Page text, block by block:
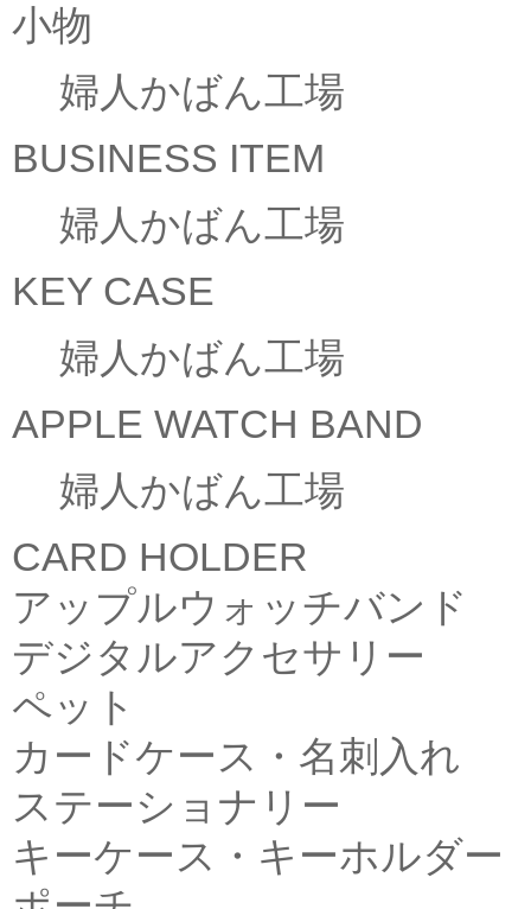
小物
婦人かばん工場
BUSINESS ITEM
婦人かばん工場
KEY CASE
婦人かばん工場
APPLE WATCH BAND
婦人かばん工場
CARD HOLDER
アップルウォッチバンド
デジタルアクセサリー
ペット
カードケース・名刺入れ
ステーショナリー
キーケース・キーホルダー